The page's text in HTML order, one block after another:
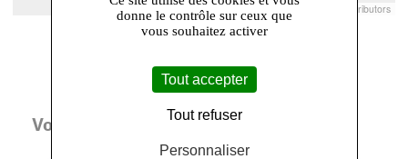
Leaflet |© Openstreetmap France | ©OpenStreetMap contributors
Vous aimerez aussi
donne le contrôle sur ceux que
vous souhaitez activer
Tout accepter
Tout refuser
Personnaliser